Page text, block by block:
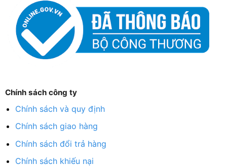
Chính sách công ty
Chính sách và quy định
Chính sách giao hàng
Chính sách đổi trả hàng
Chính sách khiếu nại